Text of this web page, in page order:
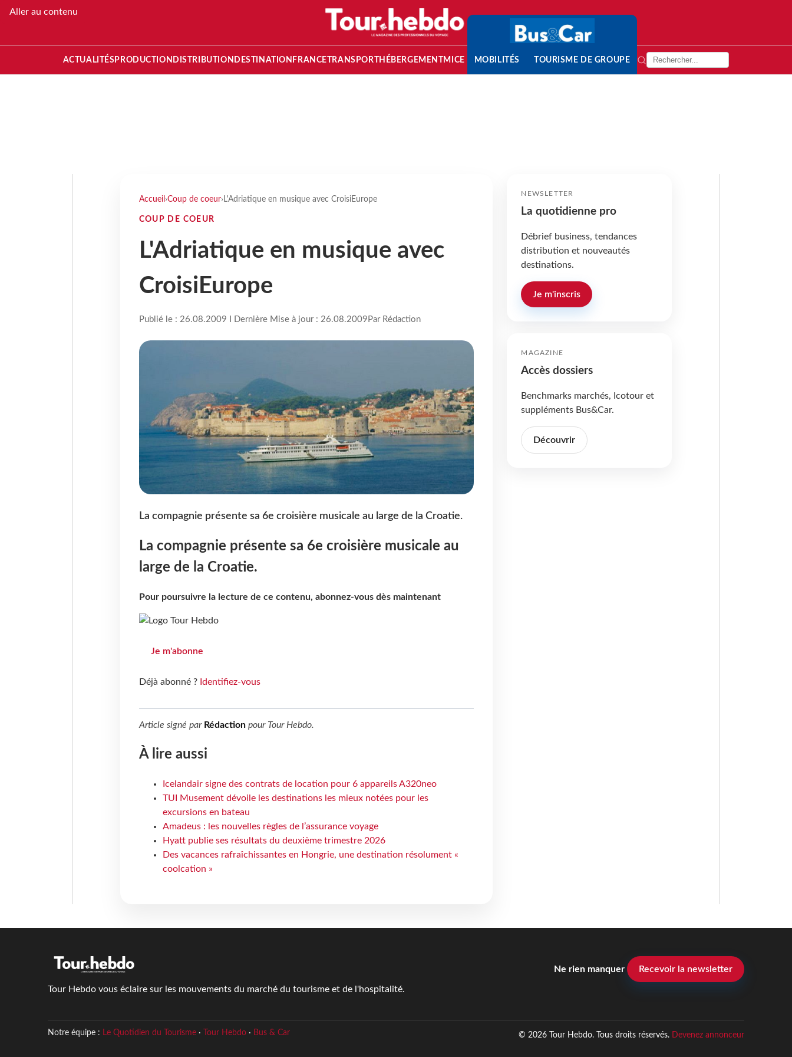
Aller au contenu
ACTUALITÉS PRODUCTION DISTRIBUTION DESTINATION FRANCETRANSPORT HÉBERGEMENTMICE MOBILITÉS TOURISME DE GROUPE
Accueil ›Coup de coeur› L'Adriatique en musique avec CroisiEurope
COUP DE COEUR
L'Adriatique en musique avec
CroisiEurope
Publié le : 26.08.2009 I Dernière Mise à jour : 26.08.2009 Par Rédaction
La compagnie présente sa 6e croisière musicale au large de la Croatie.
La compagnie présente sa 6e croisière musicale au
large de la Croatie.
Pour poursuivre la lecture de ce contenu, abonnez-vous dès maintenant
Je m'abonne
Déjà abonné ? Identifiez-vous
Article signé par Rédactionpour Tour Hebdo.
À lire aussi
Icelandair signe des contrats de location pour 6 appareils A320neo
TUI Musement dévoile les destinations les mieux notées pour les
excursions en bateau
Amadeus : les nouvelles règles de l’assurance voyage
Hyatt publie ses résultats du deuxième trimestre 2026
Des vacances rafraîchissantes en Hongrie, une destination résolument «
coolcation »
NEWSLETTER
La quotidienne pro
Débrief business, tendances
distribution et nouveautés
destinations.
Je m'inscris
MAGAZINE
Accès dossiers
Benchmarks marchés, Icotour et
suppléments Bus&Car.
Découvrir
Tour Hebdo vous éclaire sur les mouvements du marché du tourisme et de l'hospitalité.
Ne rien manquer Recevoir la newsletter
Notre équipe : Le Quotidien du Tourisme· Tour Hebdo· Bus & Car © 2026 Tour Hebdo. Tous droits réservés. Devenez annonceur